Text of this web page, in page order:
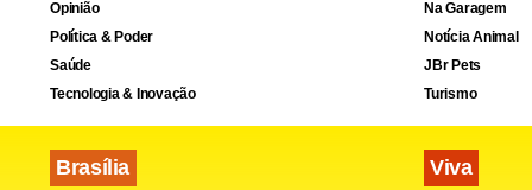
As
mas a
estadual
Youssef,
Opinião
Política & Poder
Saúde
Tecnologia & Inovação
Brasília
Na Garagem
Notícia Animal
JBr Pets
Turismo
Viva